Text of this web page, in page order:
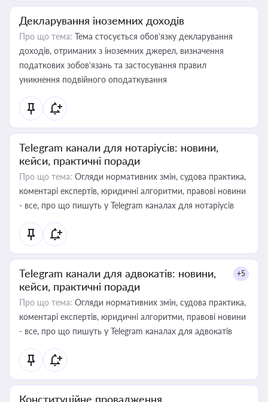
Декларування іноземних доходів
Про що тема: Тема стосується обов’язку декларування
доходів, отриманих з іноземних джерел, визначення
податкових зобов’язань та застосування правил
уникнення подвійного оподаткування
Telegram канали для нотаріусів: новини,
кейси, практичні поради
Про що тема: Огляди нормативних змін, судова практика,
коментарі експертів, юридичні алгоритми, правові новини
- все, про що пишуть у Telegram каналах для нотаріусів
Telegram канали для адвокатів: новини,
кейси, практичні поради
+5
Про що тема: Огляди нормативних змін, судова практика,
коментарі експертів, юридичні алгоритми, правові новини
- все, про що пишуть у Telegram каналах для адвокатів
Конституційне провадження